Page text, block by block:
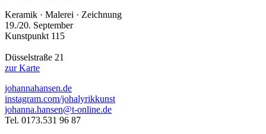
Keramik · Malerei · Zeichnung
19./20. September
Kunstpunkt 115
Düsselstraße 21
zur Karte
johannahansen.de
instagram.com/johalyrikkunst
johanna.hansen@t-online.de
Tel. 0173.531 96 87